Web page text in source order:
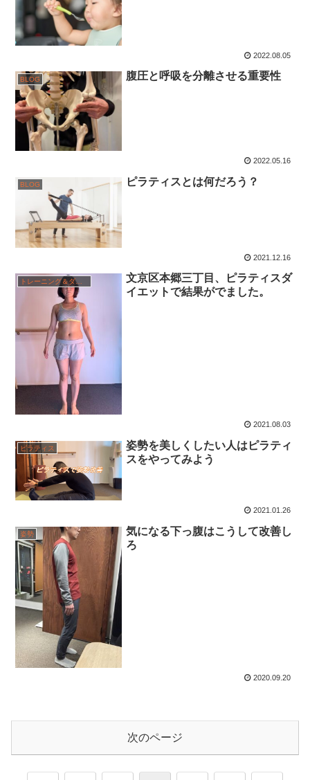
2022.08.05
BLOG 腹圧と呼吸を分離させる重要性
2022.05.16
BLOG ピラティスとは何だろう？
2021.12.16
トレーニング＆ダイエット体験
文京区本郷三丁目、ピラティスダ
イエットで結果がでました。
2021.08.03
ピラティス
姿勢を美しくしたい人はピラティ
スをやってみよう
2021.01.26
姿勢
気になる下っ腹はこうして改善し
ろ
2020.09.20
次のページ